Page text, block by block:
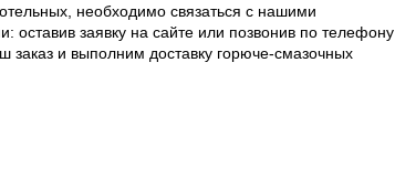
необходимо связаться с нашими
заявку на сайте или позвонив по телефону
и выполним доставку горюче-смазочных